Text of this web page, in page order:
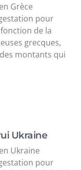
Grèce
pour
de la
grecques,
montants qui
Ukraine
Ukraine
pour